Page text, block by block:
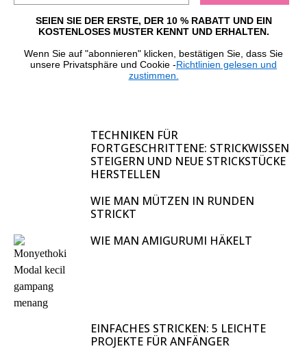
SEIEN SIE DER ERSTE, DER 10 % RABATT UND EIN
KOSTENLOSES MUSTER KENNT UND ERHALTEN.
Wenn Sie auf "abonnieren" klicken, bestätigen Sie, dass Sie
unsere Privatsphäre und Cookie -Richtlinien gelesen und
zustimmen.
TECHNIKEN FÜR
FORTGESCHRITTENE: STRICKWISSEN
STEIGERN UND NEUE STRICKSTÜCKE
HERSTELLEN
WIE MAN MÜTZEN IN RUNDEN
STRICKT
WIE MAN AMIGURUMI HÄKELT
EINFACHES STRICKEN: 5 LEICHTE
PROJEKTE FÜR ANFÄNGER